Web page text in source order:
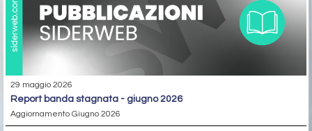
29 maggio 2026
report banda stagnata - giugno 2026
Aggiornamento Giugno 2026